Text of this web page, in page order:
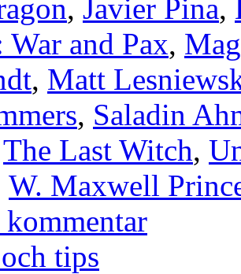
, Javier Pina,
War and Pax,
, Matt
, Saladin
The Last Witch,
W. Maxwell
tips